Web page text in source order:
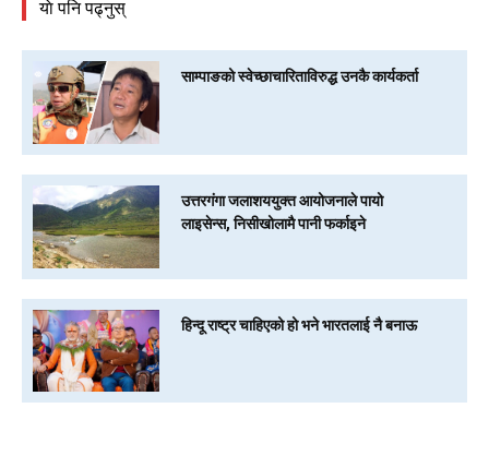
याे पनि पढ्नुस्
साम्पाङको स्वेच्छाचारिताविरुद्ध उनकै कार्यकर्ता
उत्तरगंगा जलाशययुक्त आयोजनाले पायो
लाइसेन्स, निसीखोलामै पानी फर्काइने
हिन्दू राष्ट्र चाहिएको हो भने भारतलाई नै बनाऊ